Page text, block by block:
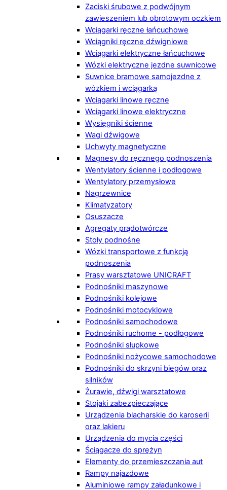
Zaciski śrubowe z podwójnym
zawieszeniem lub obrotowym oczkiem
Wciągarki ręczne łańcuchowe
Wciągniki ręczne dźwigniowe
Wciągarki elektryczne łańcuchowe
Wózki elektryczne jezdne suwnicowe
Suwnice bramowe samojezdne z
wózkiem i wciągarką
Wciągarki linowe ręczne
Wciągarki linowe elektryczne
Wysięgniki ścienne
Wagi dźwigowe
Uchwyty magnetyczne
Magnesy do ręcznego podnoszenia
Wentylatory ścienne i podłogowe
Wentylatory przemysłowe
Nagrzewnice
Klimatyzatory
Osuszacze
Agregaty prądotwórcze
Stoły podnośne
Wózki transportowe z funkcją
podnoszenia
Prasy warsztatowe UNICRAFT
Podnośniki maszynowe
Podnośniki kolejowe
Podnośniki motocyklowe
Podnośniki samochodowe
Podnośniki ruchome - podłogowe
Podnośniki słupkowe
Podnośniki nożycowe samochodowe
Podnośniki do skrzyni biegów oraz
silników
Żurawie, dźwigi warsztatowe
Stojaki zabezpieczające
Urządzenia blacharskie do karoserii
oraz lakieru
Urządzenia do mycia części
Ściągacze do sprężyn
Elementy do przemieszczania aut
Rampy najazdowe
Aluminiowe rampy załadunkowe i